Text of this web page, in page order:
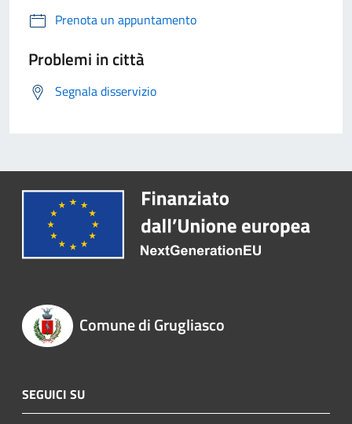
Prenota un appuntamento
Problemi in città
Segnala disservizio
Comune di Grugliasco
SEGUICI SU